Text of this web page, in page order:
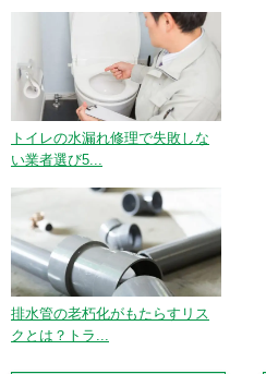
トイレの水漏れ修理で失敗しな
い業者選び5...
排水管の老朽化がもたらすリス
クとは？トラ...